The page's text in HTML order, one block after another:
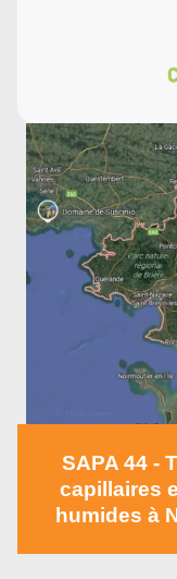
SAPA 44 -
capillaires
humides à